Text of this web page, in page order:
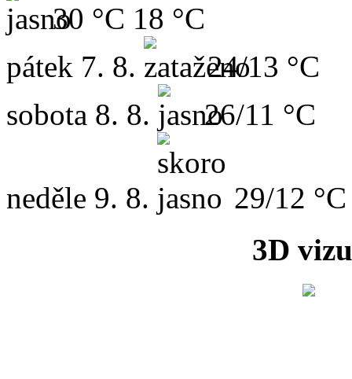
30 °C 18 °C
pátek 7. 8.
24/13 °C
sobota 8. 8. 26/11 °C
neděle 9. 8.
29/12 °C
3D